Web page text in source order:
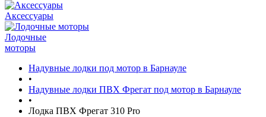
Аксессуары
Лодочные
моторы
Надувные лодки под мотор в Барнауле
•
Надувные лодки ПВХ Фрегат под мотор в Барнауле
•
Лодка ПВХ Фрегат 310 Pro